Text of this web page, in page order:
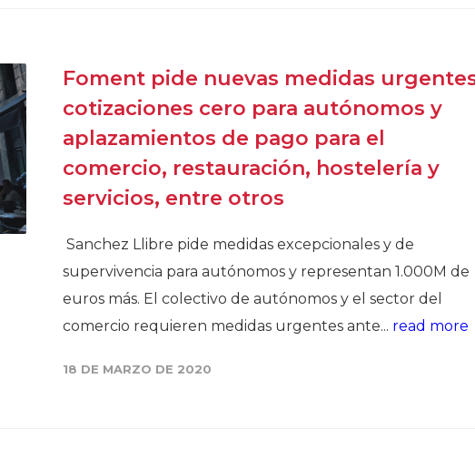
Foment pide nuevas medidas
cotizaciones cero para autónomos y
aplazamientos de pago para el
comercio, restauración, hostelería y
servicios, entre otros
Sanchez Llibre pide medidas excepcionales y de
supervivencia para autónomos y representan 1.000M de
euros más. El colectivo de autónomos y el sector del
comercio requieren medidas urgentes ante... read more
18 DE MARZO DE 2020